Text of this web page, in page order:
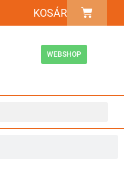
KOSÁR
WEBSHOP